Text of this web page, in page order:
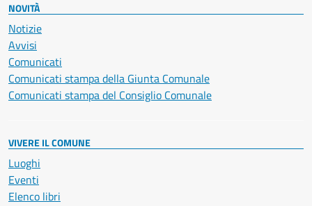
NOVITÀ
Notizie
Avvisi
Comunicati
Comunicati stampa della Giunta Comunale
Comunicati stampa del Consiglio Comunale
VIVERE IL COMUNE
Luoghi
Eventi
Elenco libri